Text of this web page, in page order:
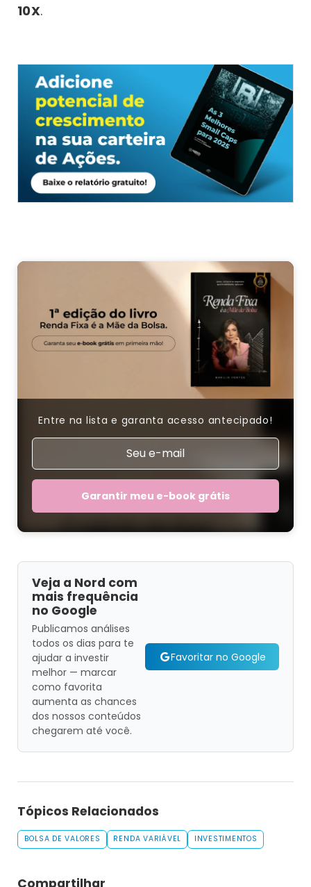
10X.
Entre na lista e garanta acesso antecipado!
Garantir meu e-book grátis
Veja a Nord com
mais frequência
no Google
Publicamos análises
todos os dias para te
ajudar a investir
melhor — marcar
como favorita
aumenta as chances
dos nossos conteúdos
chegarem até você.
Favoritar no Google
Tópicos Relacionados
BOLSA DE VALORES RENDA VARIÁVEL INVESTIMENTOS
Compartilhar